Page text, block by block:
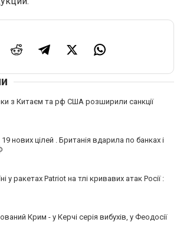
з Китаєм та рф США розширили санкції
нових цілей . Британія вдарила по банках і
у ракетах Patriot на тлі кривавих атак Росії :
Крим - у Керчі серія вибухів, у Феодосії